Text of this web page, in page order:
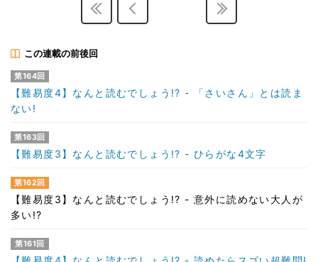
この連載の前後回
第164回
【難易度4】なんと読むでしょう!? - 「さいさん」とは読ま
ない!
第163回
【難易度3】なんと読むでしょう!? - ひらがな4文字
第162回
【難易度3】なんと読むでしょう!? - 意外に読めない大人が
多い!?
第161回